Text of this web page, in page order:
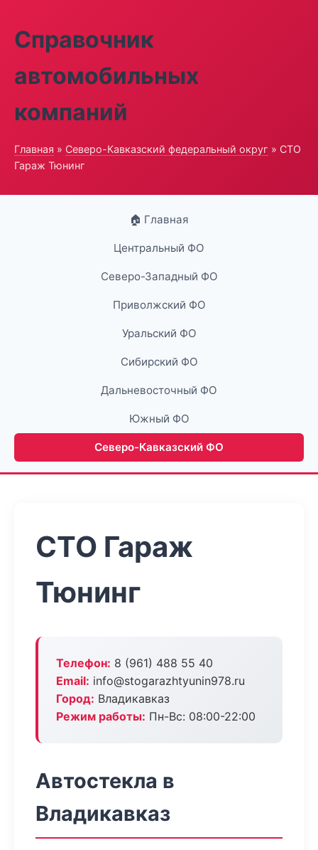
Справочник
автомобильных
компаний
Главная » Северо-Кавказский федеральный округ » СТО
Гараж Тюнинг
🏠 Главная
Центральный ФО
Северо-Западный ФО
Приволжский ФО
Уральский ФО
Сибирский ФО
Дальневосточный ФО
Южный ФО
Северо-Кавказский ФО
СТО Гараж
Тюнинг
Телефон: 8 (961) 488 55 40
Email: info@stogarazhtyunin978.ru
Город: Владикавказ
Режим работы: Пн-Вс: 08:00-22:00
Автостекла в
Владикавказ